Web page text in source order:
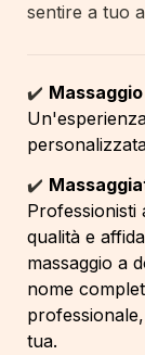
sentire a tuo
✔️
✔️
Professionisti
qualità e
massaggio a
nome
tua.